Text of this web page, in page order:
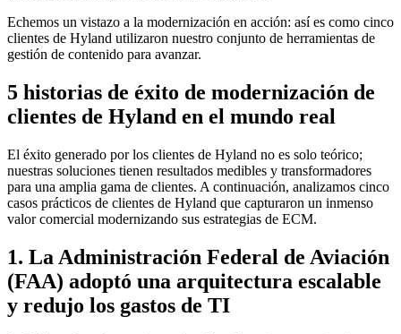
Echemos un vistazo a la modernización en acción: así es como cinco
clientes de Hyland utilizaron nuestro conjunto de herramientas de
gestión de contenido para avanzar.
5 historias de éxito de modernización de
clientes de Hyland en el mundo real
El éxito generado por los clientes de Hyland no es solo teórico;
nuestras soluciones tienen resultados medibles y transformadores
para una amplia gama de clientes. A continuación, analizamos cinco
casos prácticos de clientes de Hyland que capturaron un inmenso
valor comercial modernizando sus estrategias de ECM.
1. La Administración Federal de Aviación
(FAA) adoptó una arquitectura escalable
y redujo los gastos de TI